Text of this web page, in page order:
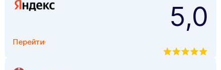
Перейти
5,0